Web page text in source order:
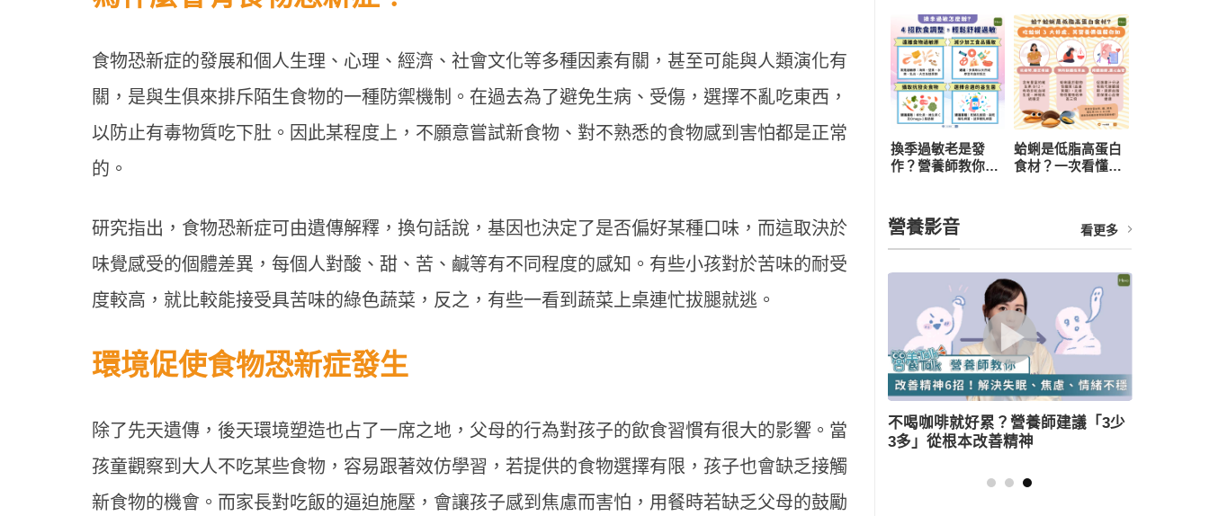
食物恐新症的發展和個人生理、心理、經濟、社會文化等多種因素有關，甚至可能與人類演化有
關，是與生俱來排斥陌生食物的一種防禦機制。在過去為了避免生病、受傷，選擇不亂吃東西，
以防止有毒物質吃下肚。因此某程度上，不願意嘗試新食物、對不熟悉的食物感到害怕都是正常
的。
研究指出，食物恐新症可由遺傳解釋，換句話說，基因也決定了是否偏好某種口味，而這取決於
味覺感受的個體差異，每個人對酸、甜、苦、鹹等有不同程度的感知。有些小孩對於苦味的耐受
度較高，就比較能接受具苦味的綠色蔬菜，反之，有些一看到蔬菜上桌連忙拔腿就逃。
環境促使食物恐新症發生
除了先天遺傳，後天環境塑造也占了一席之地，父母的行為對孩子的飲食習慣有很大的影響。當
孩童觀察到大人不吃某些食物，容易跟著效仿學習，若提供的食物選擇有限，孩子也會缺乏接觸
新食物的機會。而家長對吃飯的逼迫施壓，會讓孩子感到焦慮而害怕，用餐時若缺乏父母的鼓勵
研究：每天一把堅
果有助降低憂鬱風
險
選與保存一次看懂
換季過敏老是發
作？營養師教你從
蛤蜊是低脂高蛋白
食材？一次看懂營
營養影音 看更多
薑母鴨怎麼吃健康無負擔？營養師教
三大美味訣竅
年末聚餐多腸胃不適？天冷哈啾打不
停？營養師揭秘「益生菌挑選重點」
提升保護力
不喝咖啡就好累？營養師建議「3少
3多」從根本改善精神